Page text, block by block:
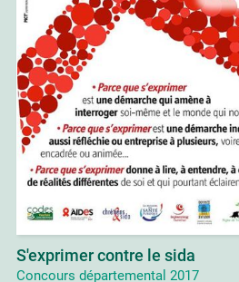
S'exprimer contre le sida
Concours départemental 2017